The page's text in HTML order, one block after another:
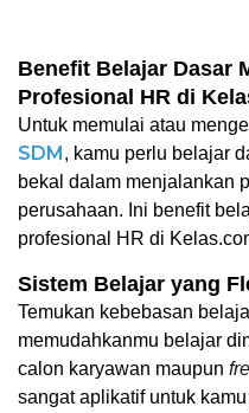
Benefit Belajar Dasar
Profesional HR di
Untuk memulai atau
SDM , kamu perlu belajar
bekal dalam menjalankan
perusahaan. Ini benefit
profesional HR di
Sistem Belajar yang
Temukan kebebasan
memudahkanmu belajar
calon karyawan maupun
sangat aplikatif untuk